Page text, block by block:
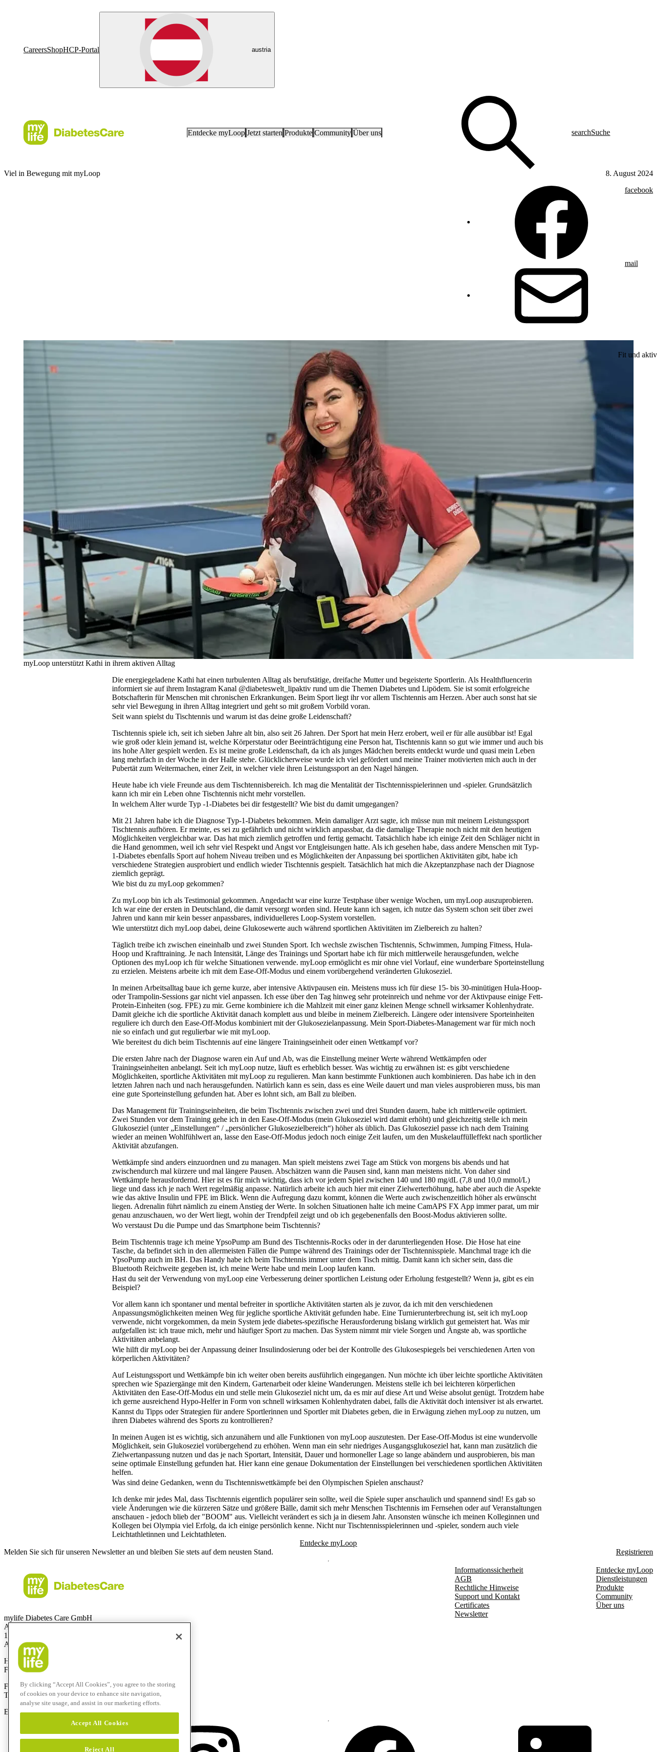
CareersShopHCP-Portal austria
Entdecke myLoop Jetzt starten Produkte Community Über uns searchSuche
Viel in Bewegung mit myLoop
8. August 2024
facebook
mail
Fit und aktiv
myLoop unterstützt Kathi in ihrem aktiven Alltag
Die energiegeladene Kathi hat einen turbulenten Alltag als berufstätige, dreifache Mutter und begeisterte Sportlerin. Als Healthfluencerin
informiert sie auf ihrem Instagram Kanal @diabeteswelt_lipaktiv rund um die Themen Diabetes und Lipödem. Sie ist somit erfolgreiche
Botschafterin für Menschen mit chronischen Erkrankungen. Beim Sport liegt ihr vor allem Tischtennis am Herzen. Aber auch sonst hat sie
sehr viel Bewegung in ihren Alltag integriert und geht so mit großem Vorbild voran.
Seit wann spielst du Tischtennis und warum ist das deine große Leidenschaft?
Tischtennis spiele ich, seit ich sieben Jahre alt bin, also seit 26 Jahren. Der Sport hat mein Herz erobert, weil er für alle ausübbar ist! Egal
wie groß oder klein jemand ist, welche Körperstatur oder Beeinträchtigung eine Person hat, Tischtennis kann so gut wie immer und auch bis
ins hohe Alter gespielt werden. Es ist meine große Leidenschaft, da ich als junges Mädchen bereits entdeckt wurde und quasi mein Leben
lang mehrfach in der Woche in der Halle stehe. Glücklicherweise wurde ich viel gefördert und meine Trainer motivierten mich auch in der
Pubertät zum Weitermachen, einer Zeit, in welcher viele ihren Leistungssport an den Nagel hängen.
Heute habe ich viele Freunde aus dem Tischtennisbereich. Ich mag die Mentalität der Tischtennisspielerinnen und -spieler. Grundsätzlich
kann ich mir ein Leben ohne Tischtennis nicht mehr vorstellen.
In welchem Alter wurde Typ -1-Diabetes bei dir festgestellt? Wie bist du damit umgegangen?
Mit 21 Jahren habe ich die Diagnose Typ-1-Diabetes bekommen. Mein damaliger Arzt sagte, ich müsse nun mit meinem Leistungssport
Tischtennis aufhören. Er meinte, es sei zu gefährlich und nicht wirklich anpassbar, da die damalige Therapie noch nicht mit den heutigen
Möglichkeiten vergleichbar war. Das hat mich ziemlich getroffen und fertig gemacht. Tatsächlich habe ich einige Zeit den Schläger nicht in
die Hand genommen, weil ich sehr viel Respekt und Angst vor Entgleisungen hatte. Als ich gesehen habe, dass andere Menschen mit Typ-
1-Diabetes ebenfalls Sport auf hohem Niveau treiben und es Möglichkeiten der Anpassung bei sportlichen Aktivitäten gibt, habe ich
verschiedene Strategien ausprobiert und endlich wieder Tischtennis gespielt. Tatsächlich hat mich die Akzeptanzphase nach der Diagnose
ziemlich geprägt.
Wie bist du zu myLoop gekommen?
Zu myLoop bin ich als Testimonial gekommen. Angedacht war eine kurze Testphase über wenige Wochen, um myLoop auszuprobieren.
Ich war eine der ersten in Deutschland, die damit versorgt worden sind. Heute kann ich sagen, ich nutze das System schon seit über zwei
Jahren und kann mir kein besser anpassbares, individuelleres Loop-System vorstellen.
Wie unterstützt dich myLoop dabei, deine Glukosewerte auch während sportlichen Aktivitäten im Zielbereich zu halten?
Täglich treibe ich zwischen eineinhalb und zwei Stunden Sport. Ich wechsle zwischen Tischtennis, Schwimmen, Jumping Fitness, Hula-
Hoop und Krafttraining. Je nach Intensität, Länge des Trainings und Sportart habe ich für mich mittlerweile herausgefunden, welche
Optionen des myLoop ich für welche Situationen verwende. myLoop ermöglicht es mir ohne viel Vorlauf, eine wunderbare Sporteinstellung
zu erzielen. Meistens arbeite ich mit dem Ease-Off-Modus und einem vorübergehend veränderten Glukoseziel.
In meinen Arbeitsalltag baue ich gerne kurze, aber intensive Aktivpausen ein. Meistens muss ich für diese 15- bis 30-minütigen Hula-Hoop-
oder Trampolin-Sessions gar nicht viel anpassen. Ich esse über den Tag hinweg sehr proteinreich und nehme vor der Aktivpause einige Fett-
Protein-Einheiten (sog. FPE) zu mir. Gerne kombiniere ich die Mahlzeit mit einer ganz kleinen Menge schnell wirksamer Kohlenhydrate.
Damit gleiche ich die sportliche Aktivität danach komplett aus und bleibe in meinem Zielbereich. Längere oder intensivere Sporteinheiten
reguliere ich durch den Ease-Off-Modus kombiniert mit der Glukosezielanpassung. Mein Sport-Diabetes-Management war für mich noch
nie so einfach und gut regulierbar wie mit myLoop.
Wie bereitest du dich beim Tischtennis auf eine längere Trainingseinheit oder einen Wettkampf vor?
Die ersten Jahre nach der Diagnose waren ein Auf und Ab, was die Einstellung meiner Werte während Wettkämpfen oder
Trainingseinheiten anbelangt. Seit ich myLoop nutze, läuft es erheblich besser. Was wichtig zu erwähnen ist: es gibt verschiedene
Möglichkeiten, sportliche Aktivitäten mit myLoop zu regulieren. Man kann bestimmte Funktionen auch kombinieren. Das habe ich in den
letzten Jahren nach und nach herausgefunden. Natürlich kann es sein, dass es eine Weile dauert und man vieles ausprobieren muss, bis man
eine gute Sporteinstellung gefunden hat. Aber es lohnt sich, am Ball zu bleiben.
Das Management für Trainingseinheiten, die beim Tischtennis zwischen zwei und drei Stunden dauern, habe ich mittlerweile optimiert.
Zwei Stunden vor dem Training gehe ich in den Ease-Off-Modus (mein Glukoseziel wird damit erhöht) und gleichzeitig stelle ich mein
Glukoseziel (unter „Einstellungen“ / „persönlicher Glukosezielbereich“) höher als üblich. Das Glukoseziel passe ich nach dem Training
wieder an meinen Wohlfühlwert an, lasse den Ease-Off-Modus jedoch noch einige Zeit laufen, um den Muskelauffülleffekt nach sportlicher
Aktivität abzufangen.
Wettkämpfe sind anders einzuordnen und zu managen. Man spielt meistens zwei Tage am Stück von morgens bis abends und hat
zwischendurch mal kürzere und mal längere Pausen. Abschätzen wann die Pausen sind, kann man meistens nicht. Von daher sind
Wettkämpfe herausfordernd. Hier ist es für mich wichtig, dass ich vor jedem Spiel zwischen 140 und 180 mg/dL (7,8 und 10,0 mmol/L)
liege und dass ich je nach Wert regelmäßig anpasse. Natürlich arbeite ich auch hier mit einer Zielwerterhöhung, habe aber auch die Aspekte
wie das aktive Insulin und FPE im Blick. Wenn die Aufregung dazu kommt, können die Werte auch zwischenzeitlich höher als erwünscht
liegen. Adrenalin führt nämlich zu einem Anstieg der Werte. In solchen Situationen halte ich meine CamAPS FX App immer parat, um mir
genau anzuschauen, wo der Wert liegt, wohin der Trendpfeil zeigt und ob ich gegebenenfalls den Boost-Modus aktivieren sollte.
Wo verstaust Du die Pumpe und das Smartphone beim Tischtennis?
Beim Tischtennis trage ich meine YpsoPump am Bund des Tischtennis-Rocks oder in der darunterliegenden Hose. Die Hose hat eine
Tasche, da befindet sich in den allermeisten Fällen die Pumpe während des Trainings oder der Tischtennisspiele. Manchmal trage ich die
YpsoPump auch im BH. Das Handy habe ich beim Tischtennis immer unter dem Tisch mittig. Damit kann ich sicher sein, dass die
Bluetooth Reichweite gegeben ist, ich meine Werte habe und mein Loop laufen kann.
Hast du seit der Verwendung von myLoop eine Verbesserung deiner sportlichen Leistung oder Erholung festgestellt? Wenn ja, gibt es ein
Beispiel?
Vor allem kann ich spontaner und mental befreiter in sportliche Aktivitäten starten als je zuvor, da ich mit den verschiedenen
Anpassungsmöglichkeiten meinen Weg für jegliche sportliche Aktivität gefunden habe. Eine Turnierunterbrechung ist, seit ich myLoop
verwende, nicht vorgekommen, da mein System jede diabetes-spezifische Herausforderung bislang wirklich gut gemeistert hat. Was mir
aufgefallen ist: ich traue mich, mehr und häufiger Sport zu machen. Das System nimmt mir viele Sorgen und Ängste ab, was sportliche
Aktivitäten anbelangt.
Wie hilft dir myLoop bei der Anpassung deiner Insulindosierung oder bei der Kontrolle des Glukosespiegels bei verschiedenen Arten von
körperlichen Aktivitäten?
Auf Leistungssport und Wettkämpfe bin ich weiter oben bereits ausführlich eingegangen. Nun möchte ich über leichte sportliche Aktivitäten
sprechen wie Spaziergänge mit den Kindern, Gartenarbeit oder kleine Wanderungen. Meistens stelle ich bei leichteren körperlichen
Aktivitäten den Ease-Off-Modus ein und stelle mein Glukoseziel nicht um, da es mir auf diese Art und Weise absolut genügt. Trotzdem habe
ich gerne ausreichend Hypo-Helfer in Form von schnell wirksamen Kohlenhydraten dabei, falls die Aktivität doch intensiver ist als erwartet.
Kannst du Tipps oder Strategien für andere Sportlerinnen und Sportler mit Diabetes geben, die in Erwägung ziehen myLoop zu nutzen, um
ihren Diabetes während des Sports zu kontrollieren?
In meinen Augen ist es wichtig, sich anzunähern und alle Funktionen von myLoop auszutesten. Der Ease-Off-Modus ist eine wundervolle
Möglichkeit, sein Glukoseziel vorübergehend zu erhöhen. Wenn man ein sehr niedriges Ausgangsglukoseziel hat, kann man zusätzlich die
Zielwertanpassung nutzen und das je nach Sportart, Intensität, Dauer und hormoneller Lage so lange abändern und ausprobieren, bis man
seine optimale Einstellung gefunden hat. Hier kann eine genaue Dokumentation der Einstellungen bei verschiedenen sportlichen Aktivitäten
helfen.
Was sind deine Gedanken, wenn du Tischtenniswettkämpfe bei den Olympischen Spielen anschaust?
Ich denke mir jedes Mal, dass Tischtennis eigentlich populärer sein sollte, weil die Spiele super anschaulich und spannend sind! Es gab so
viele Änderungen wie die kürzeren Sätze und größere Bälle, damit sich mehr Menschen Tischtennis im Fernsehen oder auf Veranstaltungen
anschauen - jedoch blieb der "BOOM" aus. Vielleicht verändert es sich ja in diesem Jahr. Ansonsten wünsche ich meinen Kolleginnen und
Kollegen bei Olympia viel Erfolg, da ich einige persönlich kenne. Nicht nur Tischtennisspielerinnen und -spieler, sondern auch viele
Leichtathletinnen und Leichtathleten.
Entdecke myLoop
Melden Sie sich für unseren Newsletter an und bleiben Sie stets auf dem neusten Stand.
Registrieren
mylife Diabetes Care GmbH
Am Euro Platz 2
1120 Wien
Austria
Hotline:0800 300 304
Fax:+43 720 880 148
Für Anrufe aus dem Ausland:
Technik-Hotline:+43 720 882 805
E-Mail:service@mylife-diabetescare.at
Informationssicherheit
AGB
Rechtliche Hinweise
Support und Kontakt
Certificates
Newsletter
Entdecke myLoop
Dienstleistungen
Produkte
Community
Über uns
By clicking “Accept All Cookies”, you agree to the storing
of cookies on your device to enhance site navigation,
analyse site usage, and assist in our marketing efforts.
Accept All Cookies
Reject All